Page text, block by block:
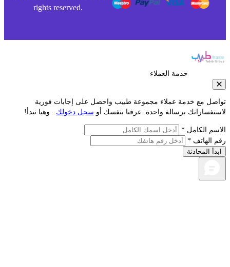
rights reserved.
خدمة العملاء
مع خدمة عملاء مجموعة طبيب واحصل على إجابات فورية
برسالة واحدة. عرفنا بنفسك أوسجل دخولك.. وهيا نبدأ!
الكامل *
الهاتف *
المحادثة